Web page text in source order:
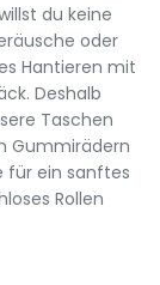
du keine
oder
Hantieren mit
Deshalb
Taschen
Gummirädern
für ein sanftes
Rollen